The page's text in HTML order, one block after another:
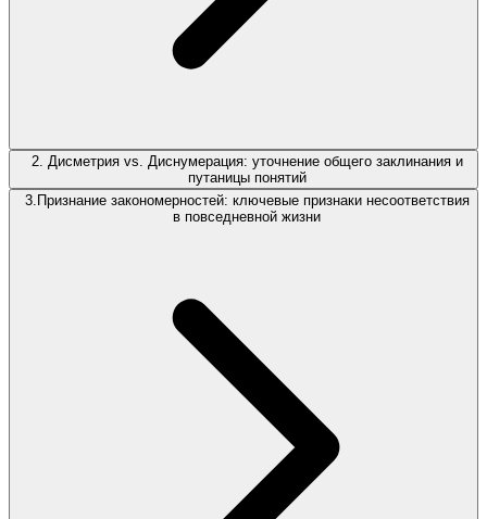
2. Дисметрия vs. Диснумерация: уточнение общего заклинания и
путаницы понятий
3.Признание закономерностей: ключевые признаки несоответствия
в повседневной жизни